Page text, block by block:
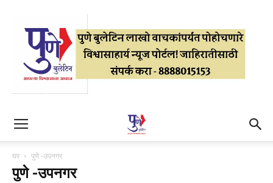
घर पुणे -उपनगर
पुणे -उपनगर